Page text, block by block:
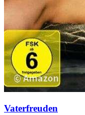
Vaterfreuden